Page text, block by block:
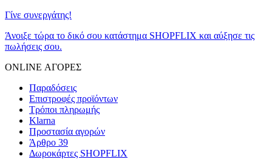
Γίνε συνεργάτης!
Άνοιξε τώρα το δικό σου κατάστημα SHOPFLIX και αύξησε τις
πωλήσεις σου.
ONLINE ΑΓΟΡΕΣ
Παραδόσεις
Επιστροφές προϊόντων
Τρόποι πληρωμής
Klarna
Προστασία αγορών
Άρθρο 39
Δωροκάρτες SHOPFLIX